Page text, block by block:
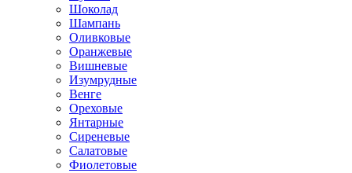
Шоколад
Шампань
Оливковые
Оранжевые
Вишневые
Изумрудные
Венге
Ореховые
Янтарные
Сиреневые
Салатовые
Фиолетовые